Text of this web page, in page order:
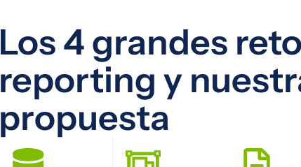
Los 4 grandes
reporting y
propuesta